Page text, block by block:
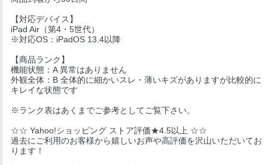
【対応デバイス】
iPad Air（第4・5世代）
※対応OS：iPadOS 13.4以降
【商品ランク】
機能状態：A 異常はありません
外観全体：B 全体的に細かいスレ・薄いキズがありますが比較的に
キレイな状態です
※ランク表はあくまでご参考としてご覧下さい。
☆☆ Yahoo!ショッピング ストア評価★4.5以上 ☆☆
過去にご利用のお客様から嬉しいお声や高評価を沢山いただいてお
ります！